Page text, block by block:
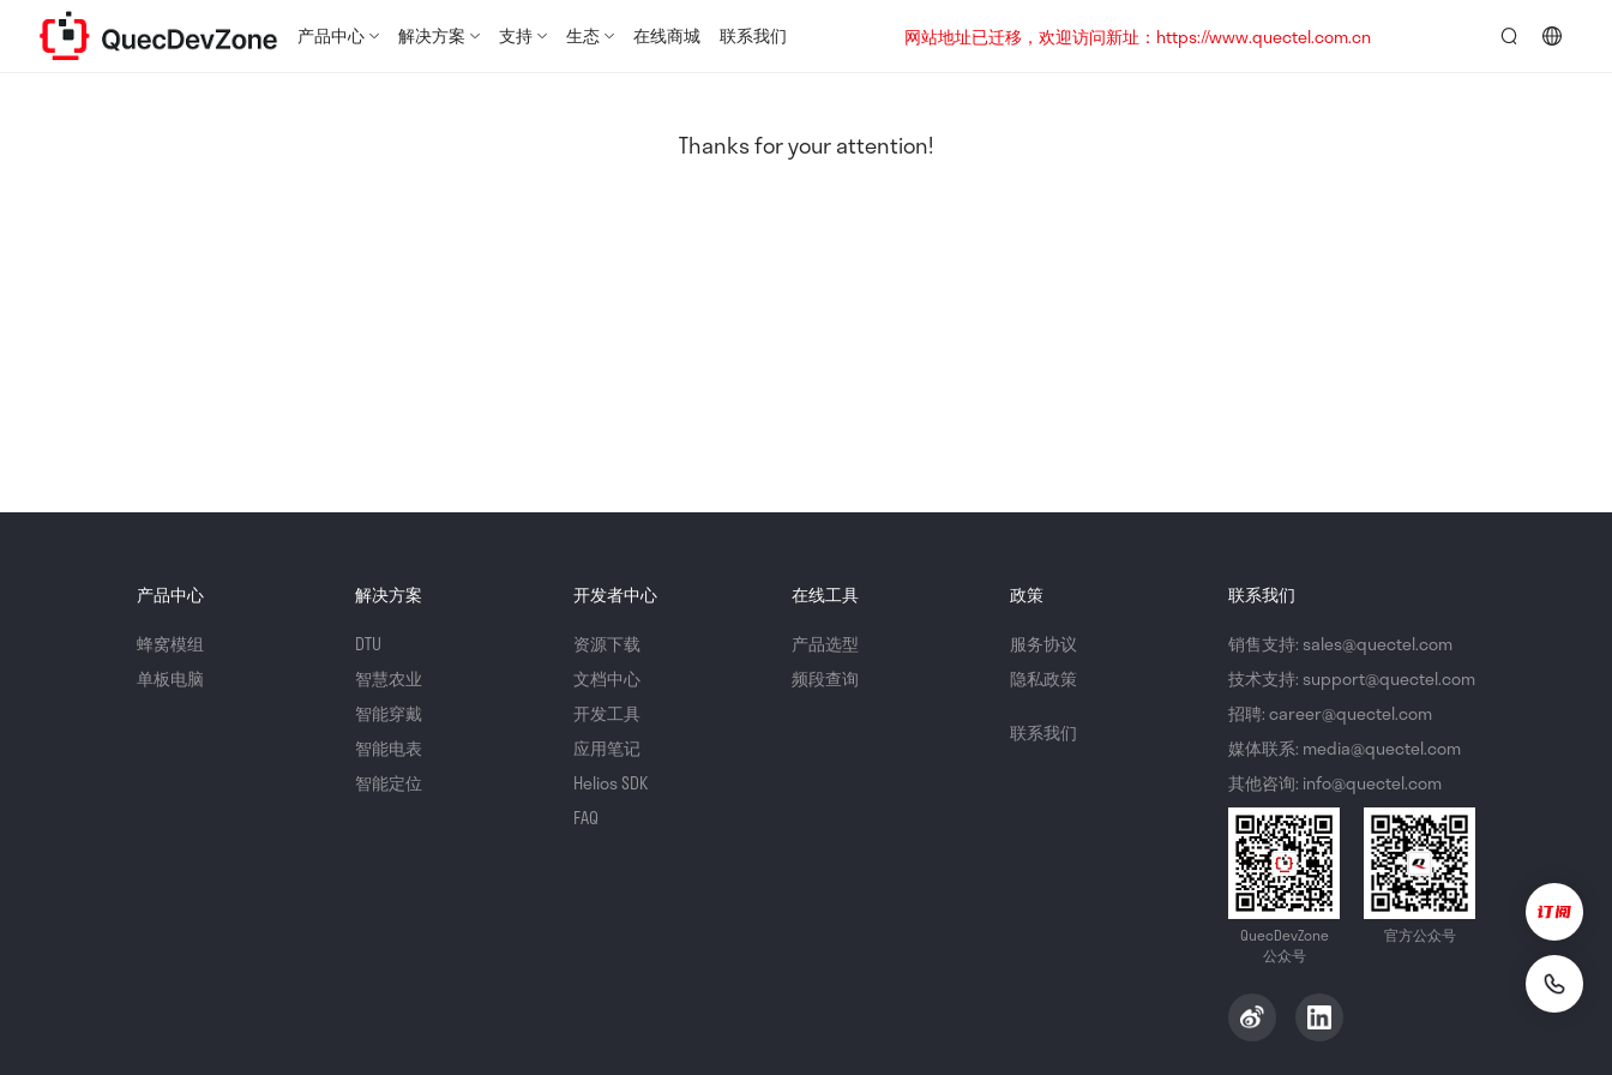
产品中心 解决方案 支持 生态 在线商城 联系我们
网站地址已迁移，欢迎访问新址：https://www.quectel.com.cn
Thanks for your attention!
产品中心
蜂窝模组
单板电脑
解决方案
DTU
智慧农业
智能穿戴
智能电表
智能定位
开发者中心
资源下载
文档中心
开发工具
应用笔记
Helios SDK
FAQ
在线工具
产品选型
频段查询
政策
服务协议
隐私政策
联系我们
联系我们
销售支持: sales@quectel.com
技术支持: support@quectel.com
招聘: career@quectel.com
媒体联系: media@quectel.com
其他咨询: info@quectel.com
QuecDevZone
公众号
官方公众号